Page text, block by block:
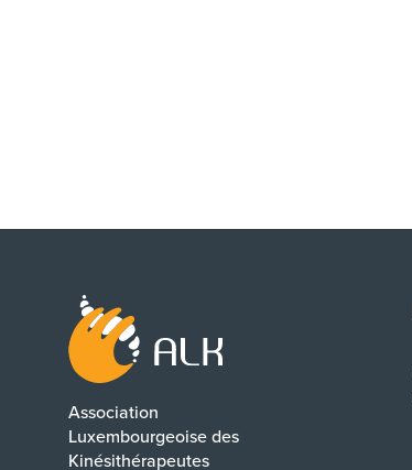
Association
Luxembourgeoise des
Kinésithérapeutes